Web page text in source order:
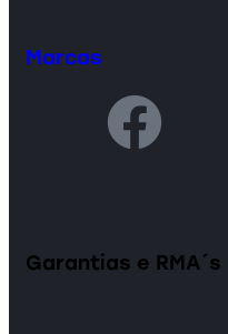
Marcas
Garantias e RMA´s